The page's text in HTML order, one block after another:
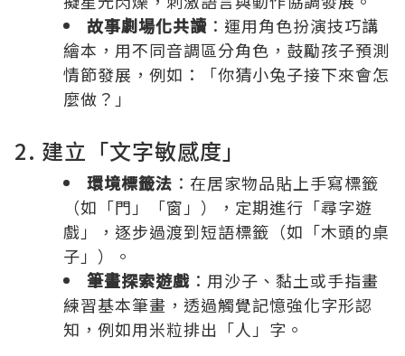
故事劇場化共讀 ：運用角色扮演技巧講
繪本，用不同音調區分角色，鼓勵孩子預測
情節發展，例如：「你猜小兔子接下來會怎
麼做？」
2. 建立「文字敏感度」
環境標籤法 ：在居家物品貼上手寫標籤
（如「門」「窗」），定期進行「尋字遊
戲」，逐步過渡到短語標籤（如「木頭的桌
子」）。
筆畫探索遊戲 ：用沙子、黏土或手指畫
練習基本筆畫，透過觸覺記憶強化字形認
知，例如用米粒排出「人」字。